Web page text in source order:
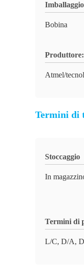
Bobina
Atmel/
Termini di
Stoccaggio
In
Termini di
L/C, D/A,